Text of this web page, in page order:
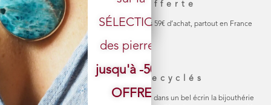
Livraison offerte
La livraison de votre colis est gratuite dès 59€ d’achat, partout en France
Emballage recyclés
Chaque bijou est soigneusement emballé dans un bel écrin la bijouthérie
SÉLECTION
des pierres.
jusqu'à -50%
OFFRE